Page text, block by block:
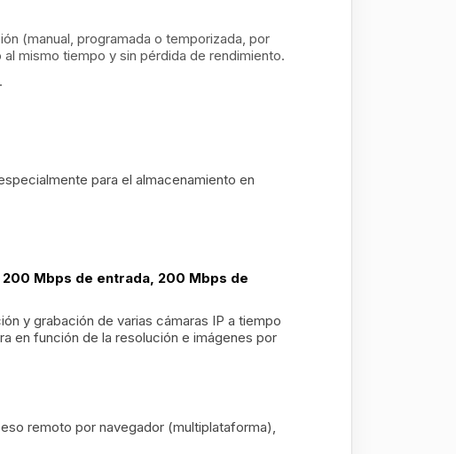
(manual, programada o temporizada, por
mismo tiempo y sin pérdida de rendimiento.
para el almacenamiento en
Mbps de entrada, 200 Mbps de
y grabación de varias cámaras IP a tiempo
en función de la resolución e imágenes por
remoto por navegador (multiplataforma),